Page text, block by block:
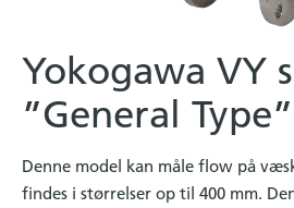
Yokogawa VY
”General Type”
Denne model kan måle flow på
findes i størrelser op til 400 mm.